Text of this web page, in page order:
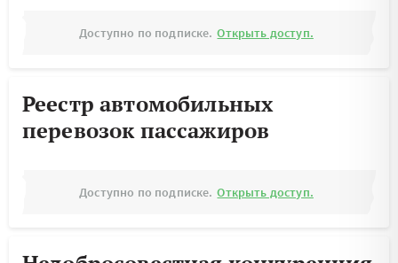
Доступно по подписке. Открыть доступ.
Реестр автомобильных
перевозок пассажиров
Доступно по подписке. Открыть доступ.